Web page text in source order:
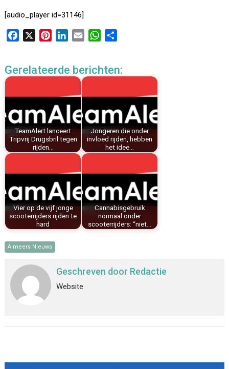
[audio_player id=31146]
e
o
o
k
t
r
e
s
t
k
d
n
i
W
t
A
p
p
e
Gerelateerde berichten:
TeamAlert lanceert
Tripvrij Drugsbril tegen
rijden…
Jongeren die onder
invloed rijden, hebben
het idee…
Vier op de vijf jonge
scooterrijders rijden te
hard
Cannabisgebruik
normaal onder
scooterrijders: “niet…
Almeers Nieuws
Geschreven door Redactie
Website